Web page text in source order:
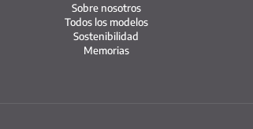
Sobre nosotros
Todos los modelos
Sostenibilidad
Memorias